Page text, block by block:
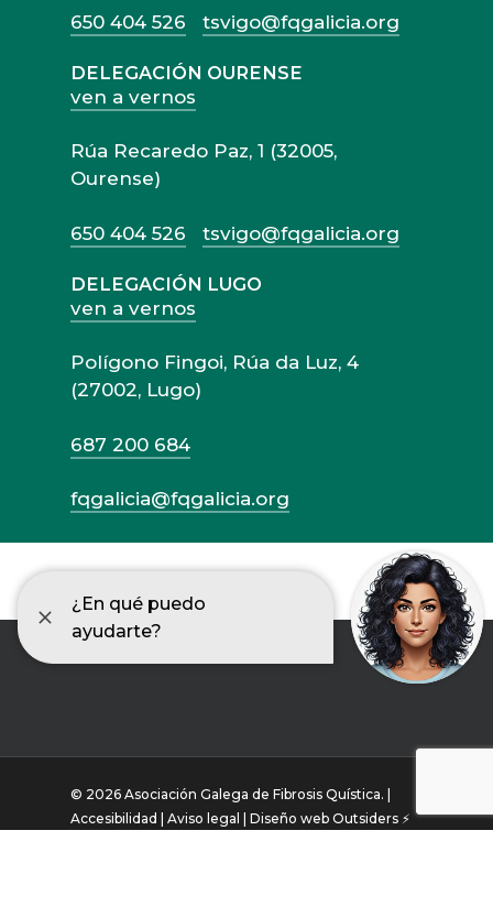
650 404 526 tsvigo@fqgalicia.org
DELEGACIÓN OURENSE
ven a vernos
Rúa Recaredo Paz, 1 (32005,
Ourense)
650 404 526 tsvigo@fqgalicia.org
DELEGACIÓN LUGO
ven a vernos
Polígono Fingoi, Rúa da Luz, 4
(27002, Lugo)
687 200 684
fqgalicia@fqgalicia.org
© 2026 Asociación Galega de Fibrosis Quística. |
Accesibilidad | Aviso legal | Diseño web Outsiders ⚡